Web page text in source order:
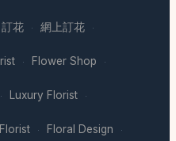
訂花 · 網上訂花 ·
· Flower Shop ·
· Luxury Florist ·
· Floral Design ·